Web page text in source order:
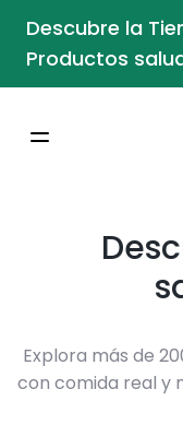
Descubre la
Productos
Explora más de
con comida real y